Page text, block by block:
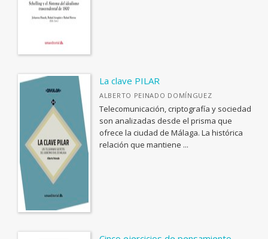
ARQUEOLOGÍA
ARTE Y DISEÑO INDUSTRIAL / COMERCIAL
ASTRONOMÍA, ESPACIO Y TIEMPO
BIBLIOTECAS Y CIENCIAS DE LA INFORMACIÓN
BIOGRAFÍA: GENERAL
BIOLOGIA, CIENCIAS DE LA VIDA
<Genérica>
ANTOLOGÍAS (NO POÉTICAS)
APLICACIONES GRÁFICAS Y MULTIMEDIA
ARQUEOLOGÍA
ARQUITECTURA
Guía de Estilo para la Edición
Informe evaluación de monografías
La clave PILAR
ALBERTO PEINADO DOMÍNGUEZ
Telecomunicación, criptografía y sociedad
son analizadas desde el prisma que
ofrece la ciudad de Málaga. La histórica
relación que mantiene ...